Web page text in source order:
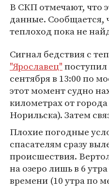
В СКП отмечают, что
данные. Сообщается,
теплоход пока не
Сигнал бедствия с
"Ярославец"поступил
сентября в 13:00 по
этот момент судно
километрах от
Норильска). Затем
Плохие погодные
спасателям сразу
происшествия.
на озеро лишь в 6
времени (10 утра по